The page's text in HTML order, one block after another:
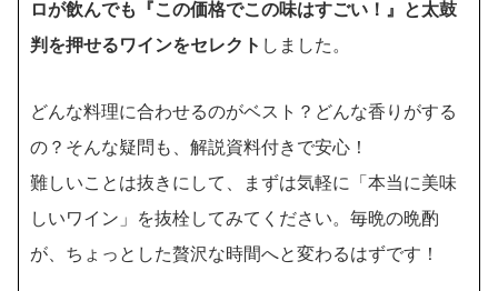
ロが飲んでも『この価格でこの味はすごい！』と太鼓
判を押せるワインをセレクト しました。
どんな料理に合わせるのがベスト？どんな香りがする
の？そんな疑問も、解説資料付きで安心！
難しいことは抜きにして、まずは気軽に「本当に美味
しいワイン」を抜栓してみてください。毎晩の晩酌
が、ちょっとした贅沢な時間へと変わるはずです！